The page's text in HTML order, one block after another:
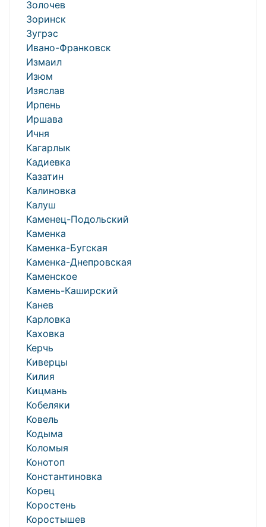
Золочев
Зоринск
Зугрэс
Ивано-Франковск
Измаил
Изюм
Изяслав
Ирпень
Иршава
Ичня
Кагарлык
Кадиевка
Казатин
Калиновка
Калуш
Каменец-Подольский
Каменка
Каменка-Бугская
Каменка-Днепровская
Каменское
Камень-Каширский
Канев
Карловка
Каховка
Керчь
Киверцы
Килия
Кицмань
Кобеляки
Ковель
Кодыма
Коломыя
Конотоп
Константиновка
Корец
Коростень
Коростышев